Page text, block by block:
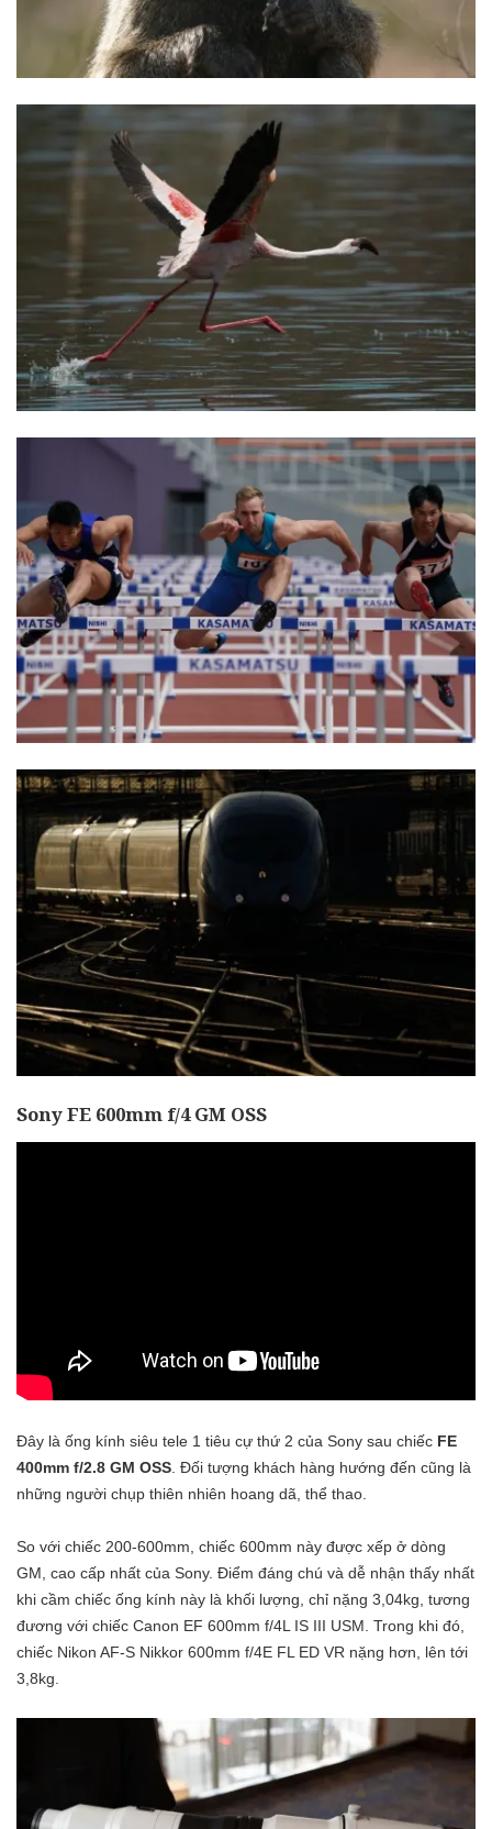
Sony FE 600mm f/4 GM OSS
Đây là ống kính siêu tele 1 tiêu cự thứ 2 của Sony sau chiếc FE
400mm f/2.8 GM OSS . Đối tượng khách hàng hướng đến cũng là
những người chụp thiên nhiên hoang dã, thể thao.
So với chiếc 200-600mm, chiếc 600mm này được xếp ở dòng
GM, cao cấp nhất của Sony. Điểm đáng chú và dễ nhận thấy nhất
khi cầm chiếc ống kính này là khối lượng, chỉ nặng 3,04kg, tương
đương với chiếc Canon EF 600mm f/4L IS III USM. Trong khi đó,
chiếc Nikon AF-S Nikkor 600mm f/4E FL ED VR nặng hơn, lên tới
3,8kg.